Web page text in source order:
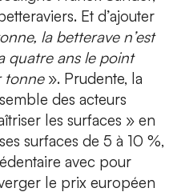
Et d’ajouter
la betterave n’est
quatre ans le point
tonne». Prudente, la
des acteurs
les surfaces » en
surfaces de 5 à 10 %,
avec pour
le prix européen